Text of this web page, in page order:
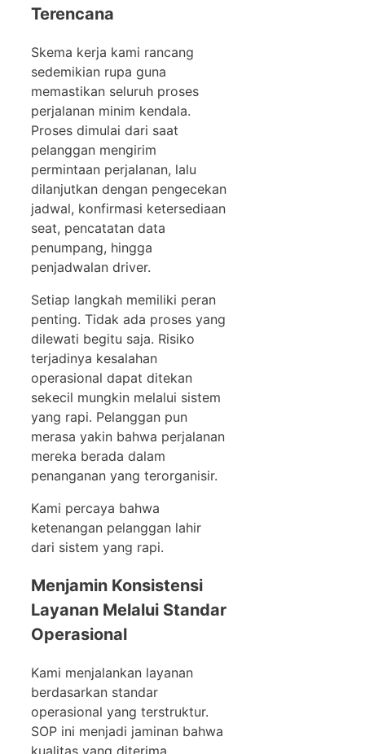
Terencana
Skema kerja kami rancang
sedemikian rupa guna
memastikan seluruh proses
perjalanan minim kendala.
Proses dimulai dari saat
pelanggan mengirim
permintaan perjalanan, lalu
dilanjutkan dengan pengecekan
jadwal, konfirmasi ketersediaan
seat, pencatatan data
penumpang, hingga
penjadwalan driver.
Setiap langkah memiliki peran
penting. Tidak ada proses yang
dilewati begitu saja. Risiko
terjadinya kesalahan
operasional dapat ditekan
sekecil mungkin melalui sistem
yang rapi. Pelanggan pun
merasa yakin bahwa perjalanan
mereka berada dalam
penanganan yang terorganisir.
Kami percaya bahwa
ketenangan pelanggan lahir
dari sistem yang rapi.
Menjamin Konsistensi
Layanan Melalui Standar
Operasional
Kami menjalankan layanan
berdasarkan standar
operasional yang terstruktur.
SOP ini menjadi jaminan bahwa
kualitas yang diterima